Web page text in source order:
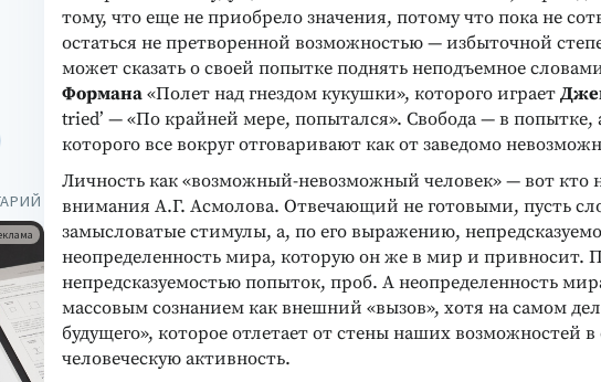
тому, что еще не приобрело значения, потому что пока не
остаться не претворенной возможностью — избыточной
может сказать о своей попытке поднять неподъемное
Формана«Полет над гнездом кукушки», которого играет
tried’ — «По крайней мере, попытался». Свобода — в
которого все вокруг отговаривают как от заведомо
Личность как «возможный-невозможный человек» — вот кто
внимания А.Г. Асмолова. Отвечающий не готовыми, пусть
замысловатые стимулы, а, по его выражению,
неопределенность мира, которую он же в мир и привносит.
непредсказуемостью попыток, проб. А неопределенность
массовым сознанием как внешний «вызов», хотя на самом
будущего», которое отлетает от стены наших возможностей
человеческую активность.
Реклама